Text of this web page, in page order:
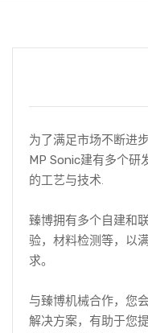
为了满足市场不断进
MP Sonic建有多个研
的工艺与技术.
臻博拥有多个自建和
验，材料检测等，以
求。
与臻博机械合作，您
解决方案，有助于您